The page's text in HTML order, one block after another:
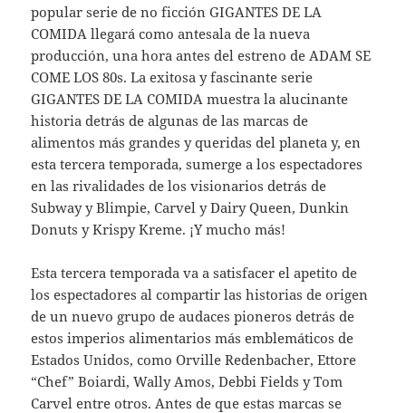
popular serie de no ficción GIGANTES DE LA
COMIDA ​​llegará como antesala de la nueva
producción, una hora antes del estreno de ADAM SE
COME LOS 80s. La exitosa y fascinante serie
GIGANTES DE LA COMIDA muestra la alucinante
historia detrás de algunas de las marcas de
alimentos más grandes y queridas del planeta y, en
esta tercera temporada, sumerge a los espectadores
en las rivalidades de los visionarios detrás de
Subway y Blimpie, Carvel y Dairy Queen, Dunkin
Donuts y Krispy Kreme. ¡Y mucho más!
Esta tercera temporada va a satisfacer el apetito de
los espectadores al compartir las historias de origen
de un nuevo grupo de audaces pioneros detrás de
estos imperios alimentarios más emblemáticos de
Estados Unidos, como Orville Redenbacher, Ettore
“Chef” Boiardi, Wally Amos, Debbi Fields y Tom
Carvel entre otros. Antes de que estas marcas se